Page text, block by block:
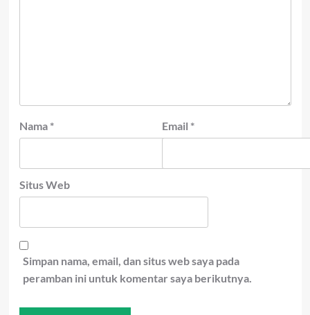
Nama * Email *
Situs Web
Simpan nama, email, dan situs web saya pada
peramban ini untuk komentar saya berikutnya.